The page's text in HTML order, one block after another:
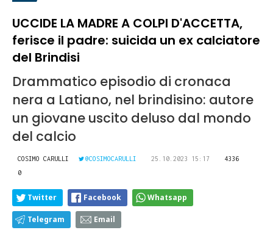
UCCIDE LA MADRE A COLPI D'ACCETTA,
ferisce il padre: suicida un ex calciatore
del Brindisi
Drammatico episodio di cronaca
nera a Latiano, nel brindisino: autore
un giovane uscito deluso dal mondo
del calcio
COSIMO CARULLI @COSIMOCARULLI 25.10.2023 15:17
4336
0
Twitter Facebook Whatsapp
Telegram Email